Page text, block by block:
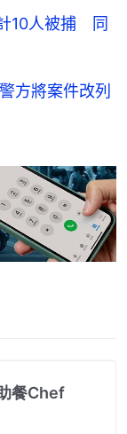
10人被捕 同
方將案件改列